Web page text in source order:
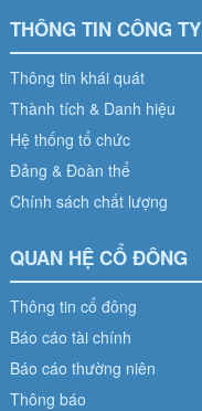
THÔNG TIN CÔNG TY
Thông tin khái quát
Thành tích & Danh hiệu
Hệ thống tổ chức
Đảng & Đoàn thể
Chính sách chất lượng
QUAN HỆ CỔ ĐÔNG
Thông tin cổ đông
Báo cáo tài chính
Báo cáo thường niên
Thông báo